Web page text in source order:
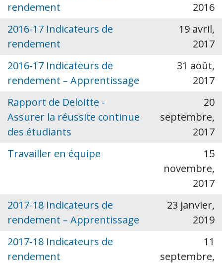
rendement
2016
2016-17 Indicateurs de
rendement
19 avril,
2017
2016-17 Indicateurs de
rendement – Apprentissage
31 août,
2017
Rapport de Deloitte -
Assurer la réussite continue
des étudiants
20
septembre,
2017
Travailler en équipe
15
novembre,
2017
2017-18 Indicateurs de
rendement – Apprentissage
23 janvier,
2019
2017-18 Indicateurs de
rendement
11
septembre,